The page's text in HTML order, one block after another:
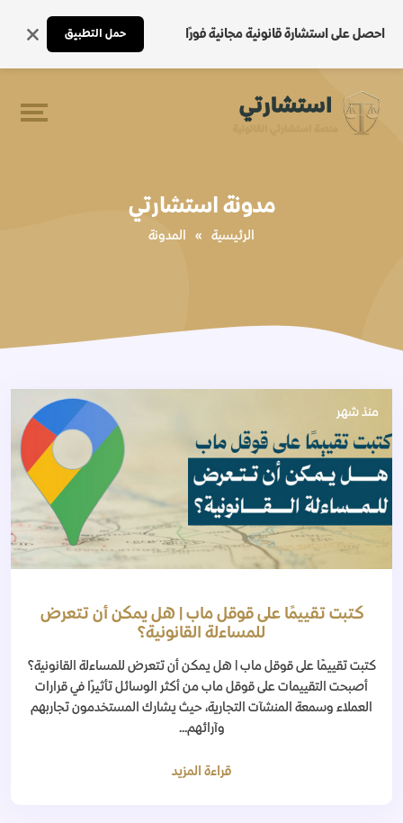
احصل على استشارة قانونية مجانية فورًا حمل التطبيق
مدونة استشارتي
الرئيسية » المدونة
منذ شهر
كتبت تقييمًا على قوقل ماب | هل يمكن أن تتعرض
للمساءلة القانونية؟
كتبت تقييمًا على قوقل ماب | هل يمكن أن تتعرض للمساءلة القانونية؟
أصبحت التقييمات على قوقل ماب من أكثر الوسائل تأثيرًا في قرارات
العملاء وسمعة المنشآت التجارية، حيث يشارك المستخدمون تجاربهم
وآرائهم...
قراءة المزيد